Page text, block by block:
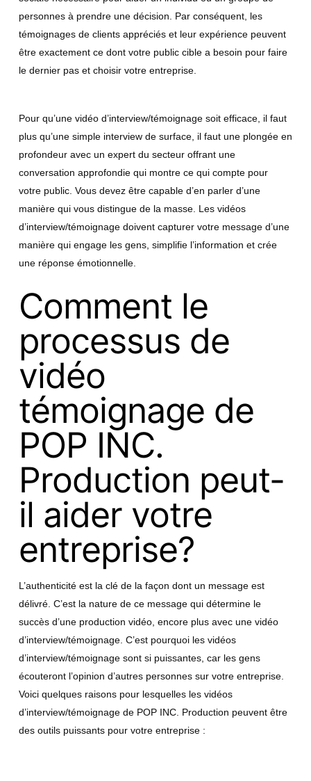
personnes à prendre une décision. Par conséquent, les
témoignages de clients appréciés et leur expérience peuvent
être exactement ce dont votre public cible a besoin pour faire
le dernier pas et choisir votre entreprise.
Pour qu’une vidéo d’interview/témoignage soit efficace, il faut
plus qu’une simple interview de surface, il faut une plongée en
profondeur avec un expert du secteur offrant une
conversation approfondie qui montre ce qui compte pour
votre public. Vous devez être capable d’en parler d’une
manière qui vous distingue de la masse. Les vidéos
d’interview/témoignage doivent capturer votre message d’une
manière qui engage les gens, simplifie l’information et crée
une réponse émotionnelle.
Comment le
processus de
vidéo
témoignage de
POP INC.
Production peut-
il aider votre
entreprise?
L’authenticité est la clé de la façon dont un message est
délivré. C’est la nature de ce message qui détermine le
succès d’une production vidéo, encore plus avec une vidéo
d’interview/témoignage. C’est pourquoi les vidéos
d’interview/témoignage sont si puissantes, car les gens
écouteront l’opinion d’autres personnes sur votre entreprise.
Voici quelques raisons pour lesquelles les vidéos
d’interview/témoignage de POP INC. Production peuvent être
des outils puissants pour votre entreprise :